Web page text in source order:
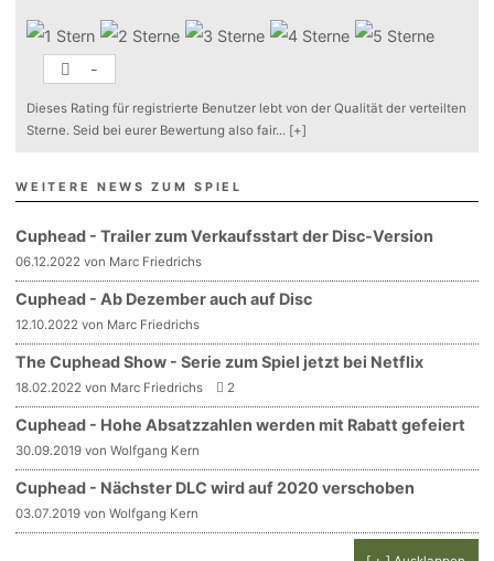
-
Dieses Rating für registrierte Benutzer lebt von der Qualität der verteilten
Sterne. Seid bei eurer Bewertung also fair... [+]
WEITERE NEWS ZUM SPIEL
Cuphead - Trailer zum Verkaufsstart der Disc-Version
06.12.2022 von Marc Friedrichs
Cuphead - Ab Dezember auch auf Disc
12.10.2022 von Marc Friedrichs
The Cuphead Show - Serie zum Spiel jetzt bei Netflix
18.02.2022 von Marc Friedrichs 2
Cuphead - Hohe Absatzzahlen werden mit Rabatt gefeiert
30.09.2019 von Wolfgang Kern
Cuphead - Nächster DLC wird auf 2020 verschoben
03.07.2019 von Wolfgang Kern